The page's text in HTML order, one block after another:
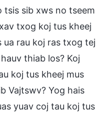
tsis sib xws no tseem
txog koj tus kheej
rau koj ras txog tej
thiab los? Koj
koj tus kheej mus
Vajtswv? Yog hais
yuav coj tau koj tus